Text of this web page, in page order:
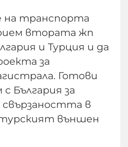
на транспорта
втората жп
и Турция и да
за
Готови
България за
свързаността в
турският външен